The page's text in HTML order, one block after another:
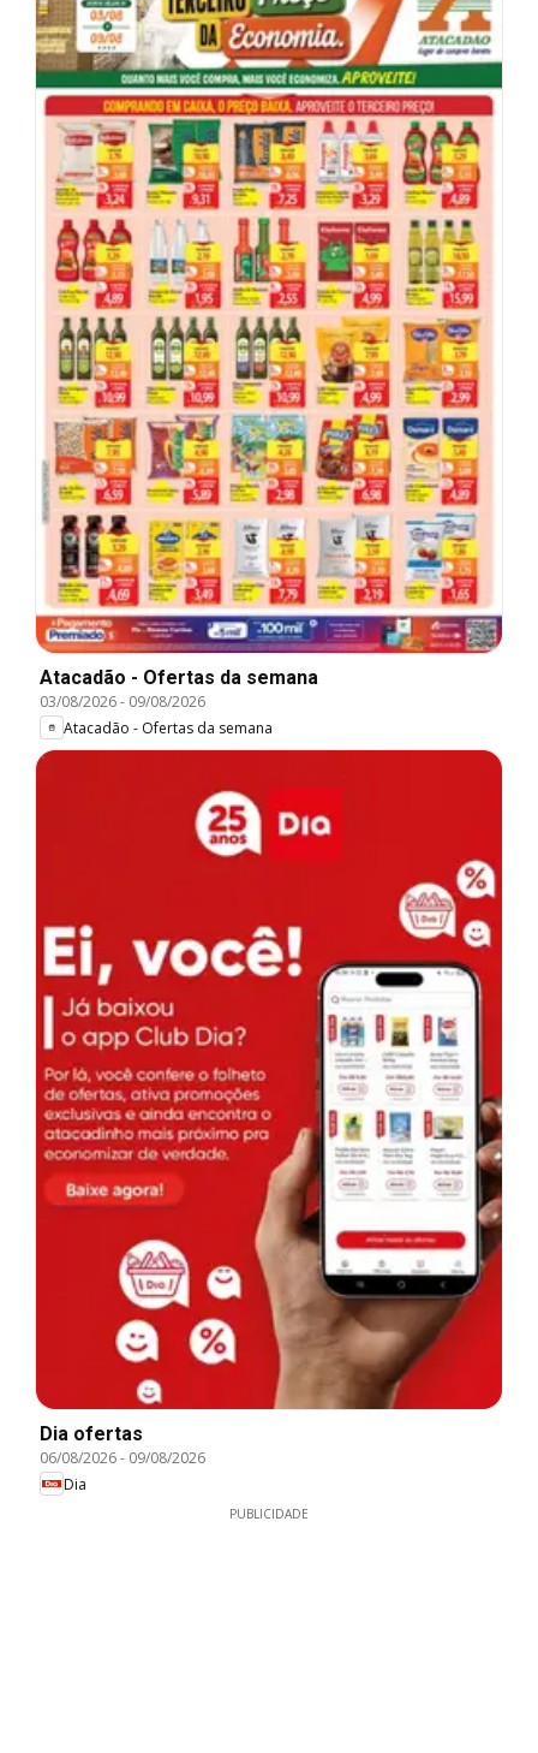
Atacadão - Ofertas da semana
03/08/2026- 09/08/2026
Atacadão - Ofertas da semana
Dia ofertas
06/08/2026- 09/08/2026
Dia
PUBLICIDADE